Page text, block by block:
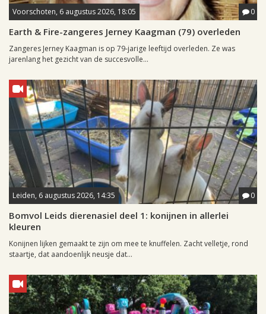
Voorschoten, 6 augustus 2026, 18:05 0
Earth & Fire-zangeres Jerney Kaagman (79) overleden
Zangeres Jerney Kaagman is op 79-jarige leeftijd overleden. Ze was
jarenlang het gezicht van de succesvolle...
Leiden, 6 augustus 2026, 14:35 0
Bomvol Leids dierenasiel deel 1: konijnen in allerlei
kleuren
Konijnen lijken gemaakt te zijn om mee te knuffelen. Zacht velletje, rond
staartje, dat aandoenlijk neusje dat...